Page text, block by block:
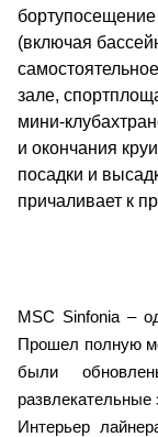
MSC Sinfonia –
Прошел полную
были
развлекательные
Интерьер
(включая
зале,
мини-
и окончания
посадки и
причаливает к